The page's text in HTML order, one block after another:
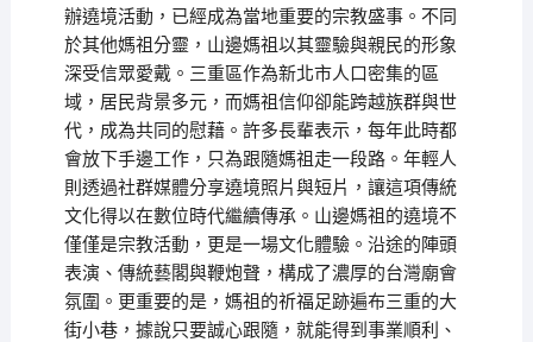
辦遶境活動，已經成為當地重要的宗教盛事。不同
於其他媽祖分靈，山邊媽祖以其靈驗與親民的形象
深受信眾愛戴。三重區作為新北市人口密集的區
域，居民背景多元，而媽祖信仰卻能跨越族群與世
代，成為共同的慰藉。許多長輩表示，每年此時都
會放下手邊工作，只為跟隨媽祖走一段路。年輕人
則透過社群媒體分享遶境照片與短片，讓這項傳統
文化得以在數位時代繼續傳承。山邊媽祖的遶境不
僅僅是宗教活動，更是一場文化體驗。沿途的陣頭
表演、傳統藝閣與鞭炮聲，構成了濃厚的台灣廟會
氛圍。更重要的是，媽祖的祈福足跡遍布三重的大
街小巷，據說只要誠心跟隨，就能得到事業順利、